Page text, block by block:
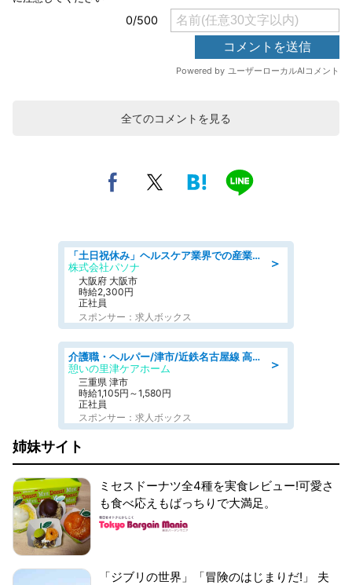
全てのコメントを見る
＞
「土日祝休み」ヘルスケア業界での産業保健師業務/看護師/高時給/要資格:正看護師
株式会社パソナ
大阪府 大阪市
時給2,300円
正社員
スポンサー：求人ボックス
＞
介護職・ヘルパー/津市/近鉄名古屋線 高田本山/三重県/デイサービス
憩いの里津ケアホーム
三重県 津市
時給1,105円～1,580円
正社員
スポンサー：求人ボックス
姉妹サイト
ミセスドーナツ全4種を実食レビュー!可愛さ
も食べ応えもばっちりで大満足。
「ジブリの世界」「冒険のはじまりだ!」 夫